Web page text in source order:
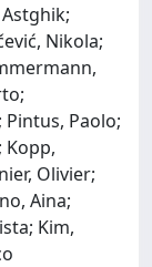
Nikola;
Paolo;
Kopp,
Olivier;
Aina;
Kim,